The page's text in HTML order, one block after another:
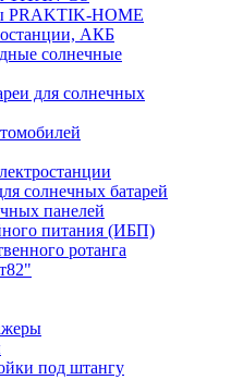
PRAKTIK-HOME
АКБ
солнечные
для солнечных
солнечных батарей
панелей
питания (ИБП)
ротанга
под штангу